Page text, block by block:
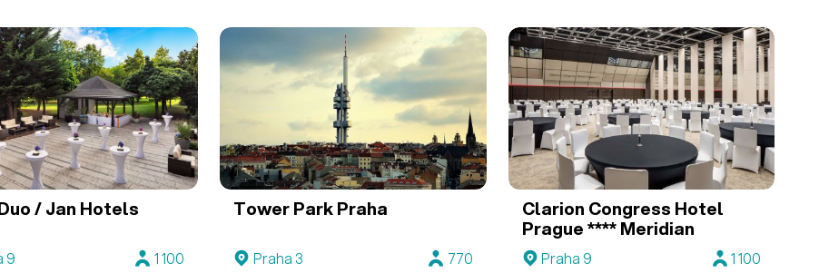
/ Jan Hotels
9 1 100
Tower Park Praha
Praha 3 770
Clarion Congress Hotel
Prague ****Meridian
Praha 9 1 100